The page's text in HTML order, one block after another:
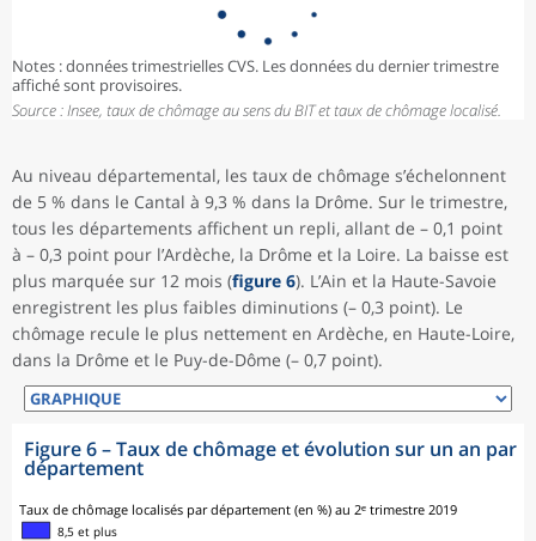
Notes : données trimestrielles CVS. Les données du dernier trimestre
affiché sont provisoires.
Source : Insee, taux de chômage au sens du BIT et taux de chômage localisé.
Au niveau départemental, les taux de chômage s’échelonnent
de 5 % dans le Cantal à 9,3 % dans la Drôme. Sur le trimestre,
tous les départements affichent un repli, allant de – 0,1 point
à – 0,3 point pour l’Ardèche, la Drôme et la Loire. La baisse est
plus marquée sur 12 mois (figure 6). L’Ain et la Haute-Savoie
enregistrent les plus faibles diminutions (– 0,3 point). Le
chômage recule le plus nettement en Ardèche, en Haute-Loire,
dans la Drôme et le Puy-de-Dôme (– 0,7 point).
Figure 6–Taux de chômage et évolution sur un an par
département
Taux de chômage localisés par département (en %) au 2ᵉ trimestre 2019
8,5 et plus